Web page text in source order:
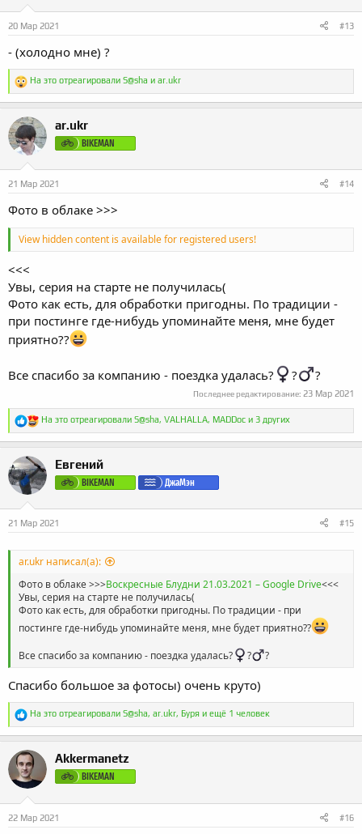
20 Мар 2021 #13
- (холодно мне) ?
Р
а
к
ц
и
и
:
На это отреагировали S@sha и ar.ukr
ar.ukr
BIKEMAN
21 Мар 2021 #14
Фото в облаке >>>
View hidden content is available for registered users!
<<<
Увы, серия на старте не получилась(
Фото как есть, для обработки пригодны. По традиции -
при постинге где-нибудь упоминайте меня, мне будет
приятно??
Все спасибо за компанию - поездка удалась?‍ ?‍ ?
Последнее редактирование: 23 Мар 2021
Р
а
ц
и
и
На это отреагировали S@sha, VALHALLA, MADDoc и 3 других
Евгений
BIKEMAN ДжаМэн
21 Мар 2021 #15
ar.ukr написал(а):
Фото в облаке >>>Воскресные Блудни 21.03.2021 – Google Drive<<<
Увы, серия на старте не получилась(
Фото как есть, для обработки пригодны. По традиции - при
постинге где-нибудь упоминайте меня, мне будет приятно??
Все спасибо за компанию - поездка удалась?‍
?‍ ?
Спасибо большое за фотосы) очень круто)
Р
а
к
ц
и
и
:
На это отреагировали S@sha, ar.ukr, Буря и ещё 1 человек
Akkermanetz
BIKEMAN
22 Мар 2021 #16